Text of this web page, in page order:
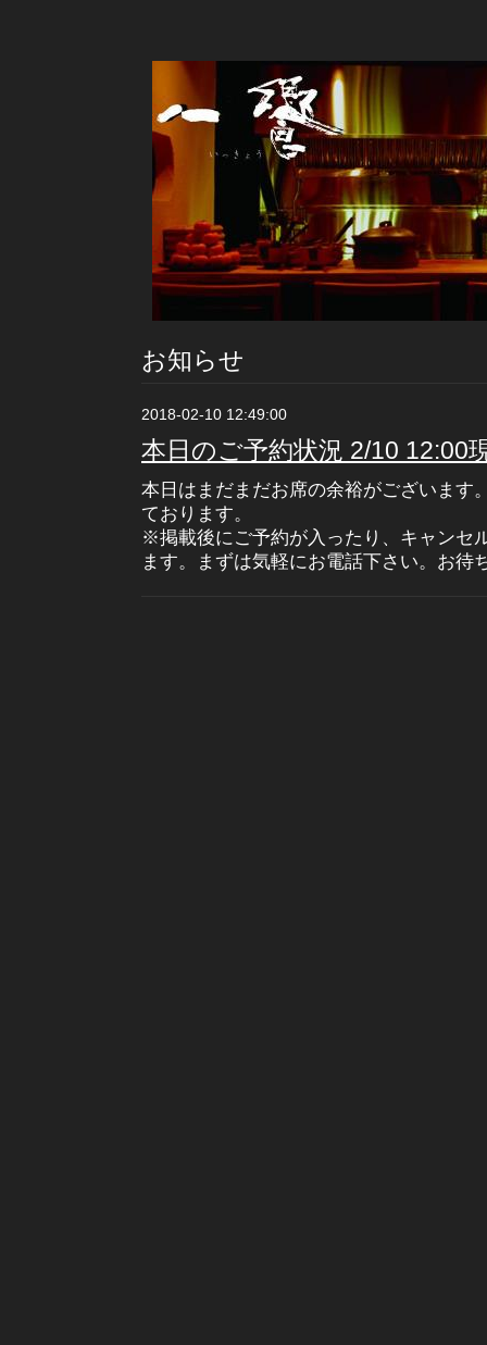
お知らせ
2018-02-10 12:49:00
本日のご予約状況 2/10 12:00
本日はまだまだお席の余裕がございます
ております。
※掲載後にご予約が入ったり、キャンセ
ます。まずは気軽にお電話下さい。お待